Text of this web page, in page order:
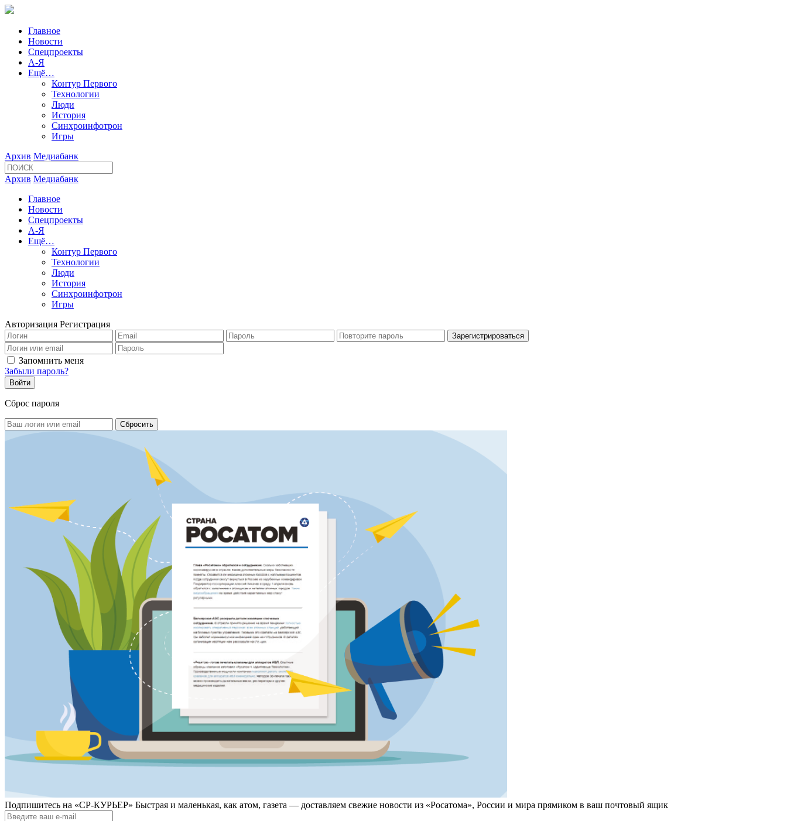
Главное
Новости
Спецпроекты
А-Я
Ещё…
Контур Первого
Технологии
Люди
История
Синхроинфотрон
Игры
Архив Медиабанк
Архив Медиабанк
Главное
Новости
Спецпроекты
А-Я
Ещё…
Контур Первого
Технологии
Люди
История
Синхроинфотрон
Игры
Авторизация Регистрация
Запомнить меня
Забыли пароль?
Сброс пароля
Подпишитесь на «СР-КУРЬЕР» Быстрая и маленькая, как атом, газета — доставляем свежие новости из «Росатома», России и мира прямиком в ваш почтовый ящик